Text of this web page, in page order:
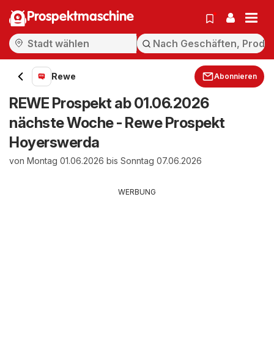
Prospektmaschine
Rewe Abonnieren
REWE Prospekt ab 01.06.2026
nächste Woche - Rewe Prospekt
Hoyerswerda
von Montag 01.06.2026 bis Sonntag 07.06.2026
WERBUNG